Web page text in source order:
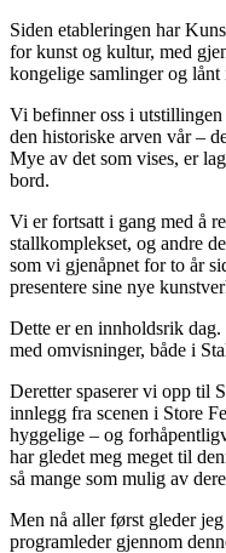
Siden etableringen har
for kunst og kultur, med
kongelige samlinger og lånt
Vi befinner oss i
den historiske arven vår –
Mye av det som vises, er
bord.
Vi er fortsatt i gang med å
stallkomplekset, og andre
som vi gjenåpnet for to år
presentere sine nye
Dette er en innholdsrik
med omvisninger, både i
Deretter spaserer vi opp til
innlegg fra scenen i Store
hyggelige – og
har gledet meg meget til
så mange som mulig av
Men nå aller først gleder
programleder gjennom